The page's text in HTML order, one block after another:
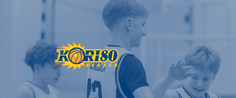
Keravan Kori-80 ry